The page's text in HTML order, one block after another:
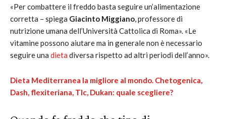
«Per combattere il freddo basta seguire un’alimentazione
corretta – spiega Giacinto Miggiano, professore di
nutrizione umana dell’Università Cattolica di Roma». «Le
vitamine possono aiutare ma in generale non è necessario
seguire una dieta diversa rispetto ad altri periodi dell’anno».
Dieta Mediterranea la migliore al mondo. Chetogenica,
Dash, flexiteriana, Tlc, Dukan: quale scegliere?